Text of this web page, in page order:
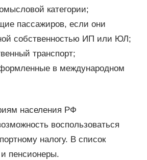
категории;
пассажиров, если они
собственностью ИП или ЮЛ;
транспорт;
в международном
населения РФ
воспользоваться
налогу. В список
пенсионеры.